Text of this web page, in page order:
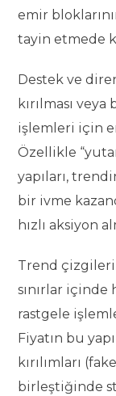
emir
tayin etmede
Destek ve
kırılması
işlemleri için
Özellikle
yapıları,
bir ivme
hızlı aksiyon
Trend çizgileri
sınırlar
rastgele
Fiyatın bu
kırılımları
birleştiğinde